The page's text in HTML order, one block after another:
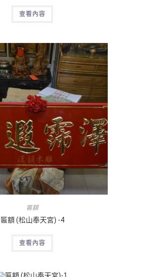
查看內容
匾額
匾額 (松山奉天宮) -4
查看內容